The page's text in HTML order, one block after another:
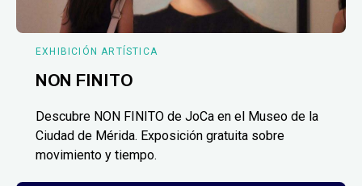
EXHIBICIÓN ARTÍSTICA
NON FINITO
Descubre NON FINITO de JoCa en el Museo de la
Ciudad de Mérida. Exposición gratuita sobre
movimiento y tiempo.